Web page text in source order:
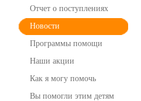
Отчет о поступлениях
Новости
Программы помощи
Наши акции
Как я могу помочь
Вы помогли этим детям